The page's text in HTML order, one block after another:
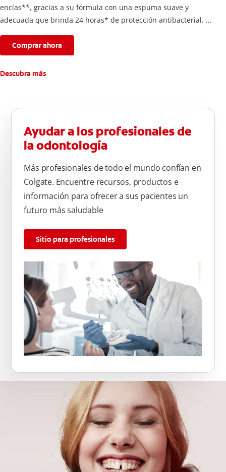
encías**, gracias a su fórmula con una espuma suave y
adecuada que brinda 24 horas* de protección antibacterial.
semanas.
**Causados por bacterias.
Comprar ahora
Descubra más
Ayudar a los profesionales de
la odontología
Más profesionales de todo el mundo confían en
Colgate. Encuentre recursos, productos e
información para ofrecer a sus pacientes un
futuro más saludable
Sitio para profesionales